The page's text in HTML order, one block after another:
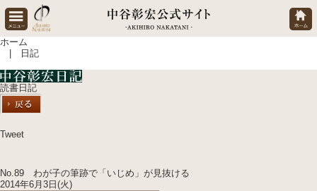
ホーム
| 日記
読書日記
Tweet
No.89 わが子の筆跡で「いじめ」が見抜ける
2014年6月3日(火)